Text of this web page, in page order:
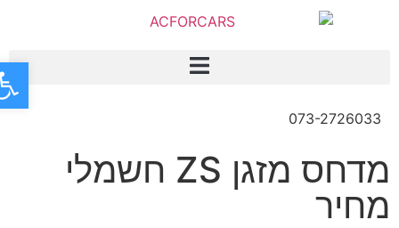
073-2726033
מדחס מזגן ZS חשמלי
מחיר